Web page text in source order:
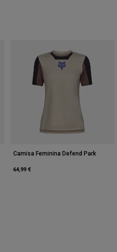
Blue.
of Verde azeitona.
Camisa Feminina Defend Park
64,99 €